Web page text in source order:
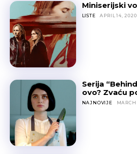
Miniserijski
LISTE APRIL 14, 2020
Serija
ovo? Zvaću
NAJNOVIJE MARCH